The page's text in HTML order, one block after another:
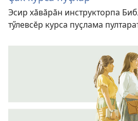
Эсир хӑвӑрӑн инструкторпа
тӳлевсӗр курса пуҫлама